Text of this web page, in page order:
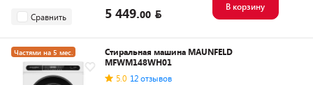
Сравнить 5 449.00
В корзину
Частями на 5 мес.
Стиральная машина MAUNFELD
MFWM148WH01
5.0 12 отзывов